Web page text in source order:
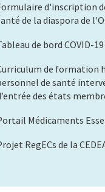
d'inscription
de la diaspora de
de bord COVID-19
de formation
de santé
des états
Médicaments
RegECs de la